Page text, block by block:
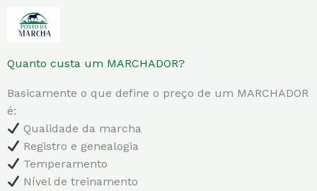
Quanto custa um MARCHADOR?
Basicamente o que define o preço de um MARCHADOR
é:
Qualidade da marcha
Registro e genealogia
Temperamento
Nível de treinamento